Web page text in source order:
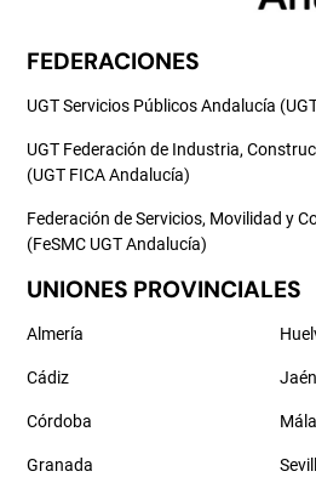
FEDERACIONES
UGT Servicios Públicos Andalucía
UGT Federación de Industria,
(UGT FICA Andalucía)
Federación de Servicios, Movilidad y
(FeSMC UGT Andalucía)
UNIONES PROVINCIALES
Almería
Cádiz
Córdoba
Granada
Jaén